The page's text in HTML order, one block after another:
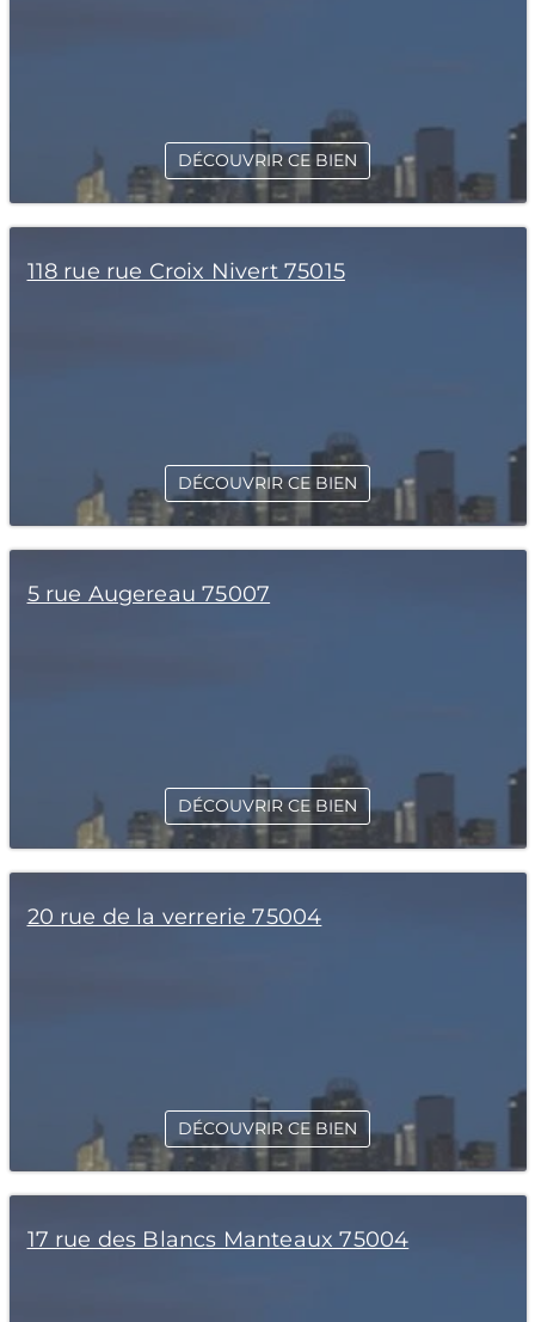
DÉCOUVRIR CE BIEN
118 rue rue Croix Nivert 75015
DÉCOUVRIR CE BIEN
5 rue Augereau 75007
DÉCOUVRIR CE BIEN
20 rue de la verrerie 75004
DÉCOUVRIR CE BIEN
17 rue des Blancs Manteaux 75004